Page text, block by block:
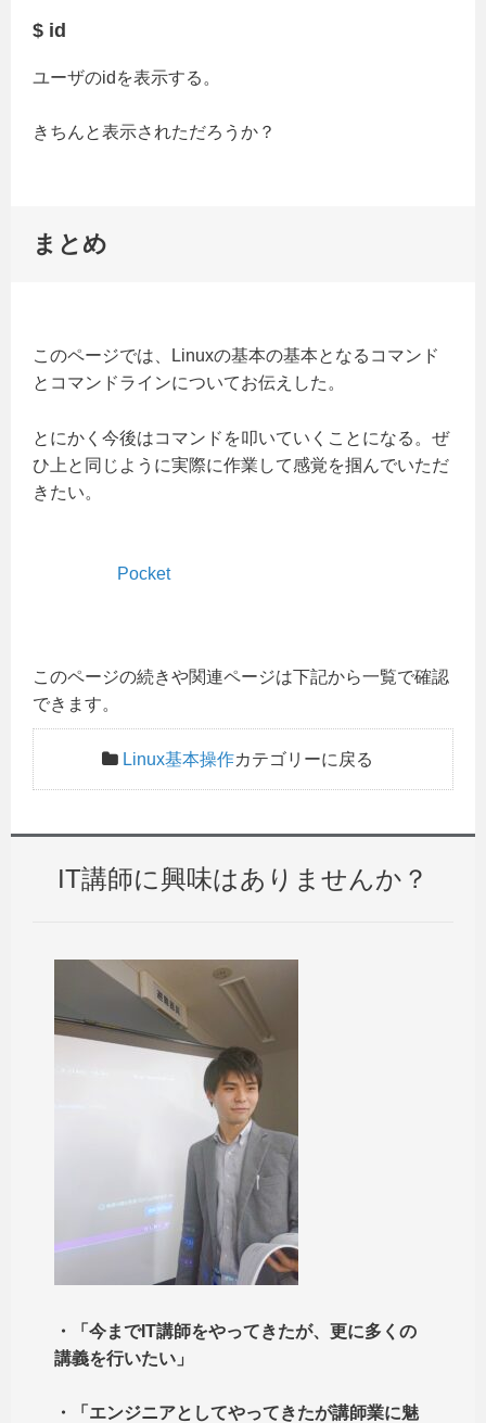
$ id
ユーザのidを表示する。
きちんと表示されただろうか？
まとめ
このページでは、Linuxの基本の基本となるコマンド
とコマンドラインについてお伝えした。
とにかく今後はコマンドを叩いていくことになる。ぜ
ひ上と同じように実際に作業して感覚を掴んでいただ
きたい。
Pocket
このページの続きや関連ページは下記から一覧で確認
できます。
Linux基本操作カテゴリーに戻る
IT講師に興味はありませんか？
・「今までIT講師をやってきたが、更に多くの
講義を行いたい」
・「エンジニアとしてやってきたが講師業に魅